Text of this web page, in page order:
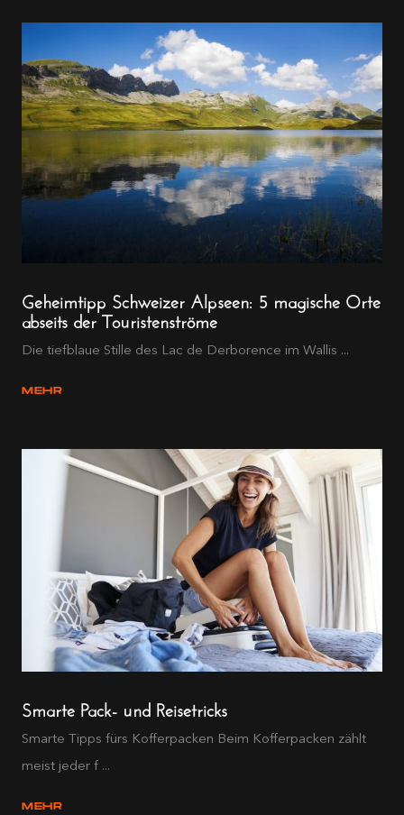
Geheimtipp Schweizer Alpseen: 5 magische Orte
abseits der Touristenströme
Die tiefblaue Stille des Lac de Derborence im Wallis ...
MEHR
Smarte Pack- und Reisetricks
Smarte Tipps fürs Kofferpacken Beim Kofferpacken zählt
meist jeder f ...
MEHR